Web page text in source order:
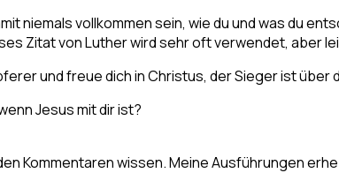
niemals vollkommen sein, wie du und was du
Zitat von Luther wird sehr oft verwendet, aber
und freue dich in Christus, der Sieger ist über
Jesus mit dir ist?
Kommentaren wissen. Meine Ausführungen